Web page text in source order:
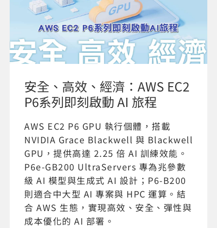
安全、高效、經濟：AWS EC2
P6系列即刻啟動 AI 旅程
AWS EC2 P6 GPU 執行個體，搭載
NVIDIA Grace Blackwell 與 Blackwell
GPU，提供高達 2.25 倍 AI 訓練效能。
P6e-GB200 UltraServers 專為兆參數
級 AI 模型與生成式 AI 設計；P6-B200
則適合中大型 AI 專案與 HPC 運算。結
合 AWS 生態，實現高效、安全、彈性與
成本優化的 AI 部署。